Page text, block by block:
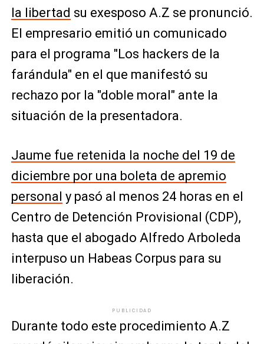
la libertad su exesposo A.Z se pronunció.
El empresario emitió un comunicado
para el programa "Los hackers de la
farándula" en el que manifestó su
rechazo por la "doble moral" ante la
situación de la presentadora.
Jaume fue retenida la noche del 19 de
diciembre por una boleta de apremio
personal y pasó al menos 24 horas en el
Centro de Detención Provisional (CDP),
hasta que el abogado Alfredo Arboleda
interpuso un Habeas Corpus para su
liberación.
PUBLICIDAD
Durante todo este procedimiento A.Z